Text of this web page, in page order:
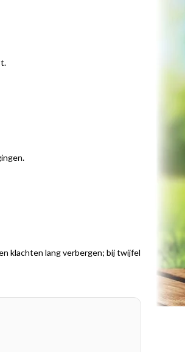
klachten lang verbergen; bij twijfel